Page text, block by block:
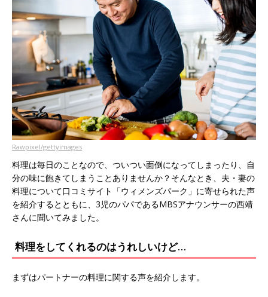
Rawpixel/gettyimages
料理は毎日のことなので、ついつい面倒になってしまったり、自
分の味に飽きてしまうことありませんか？そんなとき、夫・妻の
料理について口コミサイト「ウィメンズパーク」に寄せられた声
を紹介するとともに、3児のパパであるMBSアナウンサーの西靖
さんに聞いてみました。
料理をしてくれるのはうれしいけど…
まずはパートナーの料理に関する声を紹介します。